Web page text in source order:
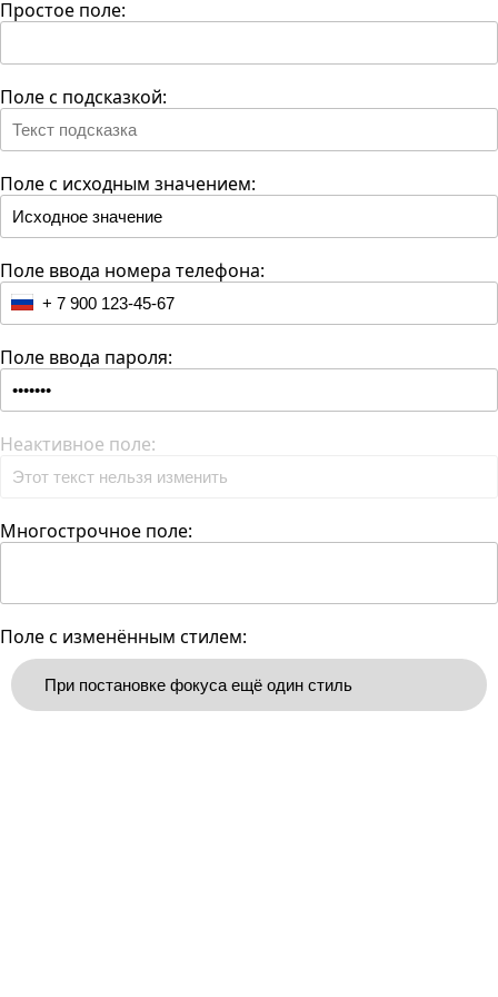
Простое поле:
Поле с подсказкой:
Поле с исходным значением:
Поле ввода номера телефона:
+
Поле ввода пароля:
Неактивное поле:
Многострочное поле:
Поле с изменённым стилем: